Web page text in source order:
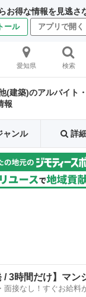
お得な情報を見逃さ
ール アプリで開く
愛知県 検索
(建築)のアルバイト
報
ャンル 詳
/ 3時間だけ】マン
面接なし！すぐお給料